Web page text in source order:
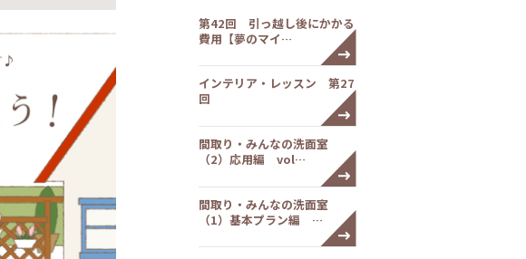
第42回 引っ越し後にかかる
費用【夢のマイ…
インテリア・レッスン 第27
回
間取り・みんなの洗面室
（2）応用編 vol…
間取り・みんなの洗面室
（1）基本プラン編 …